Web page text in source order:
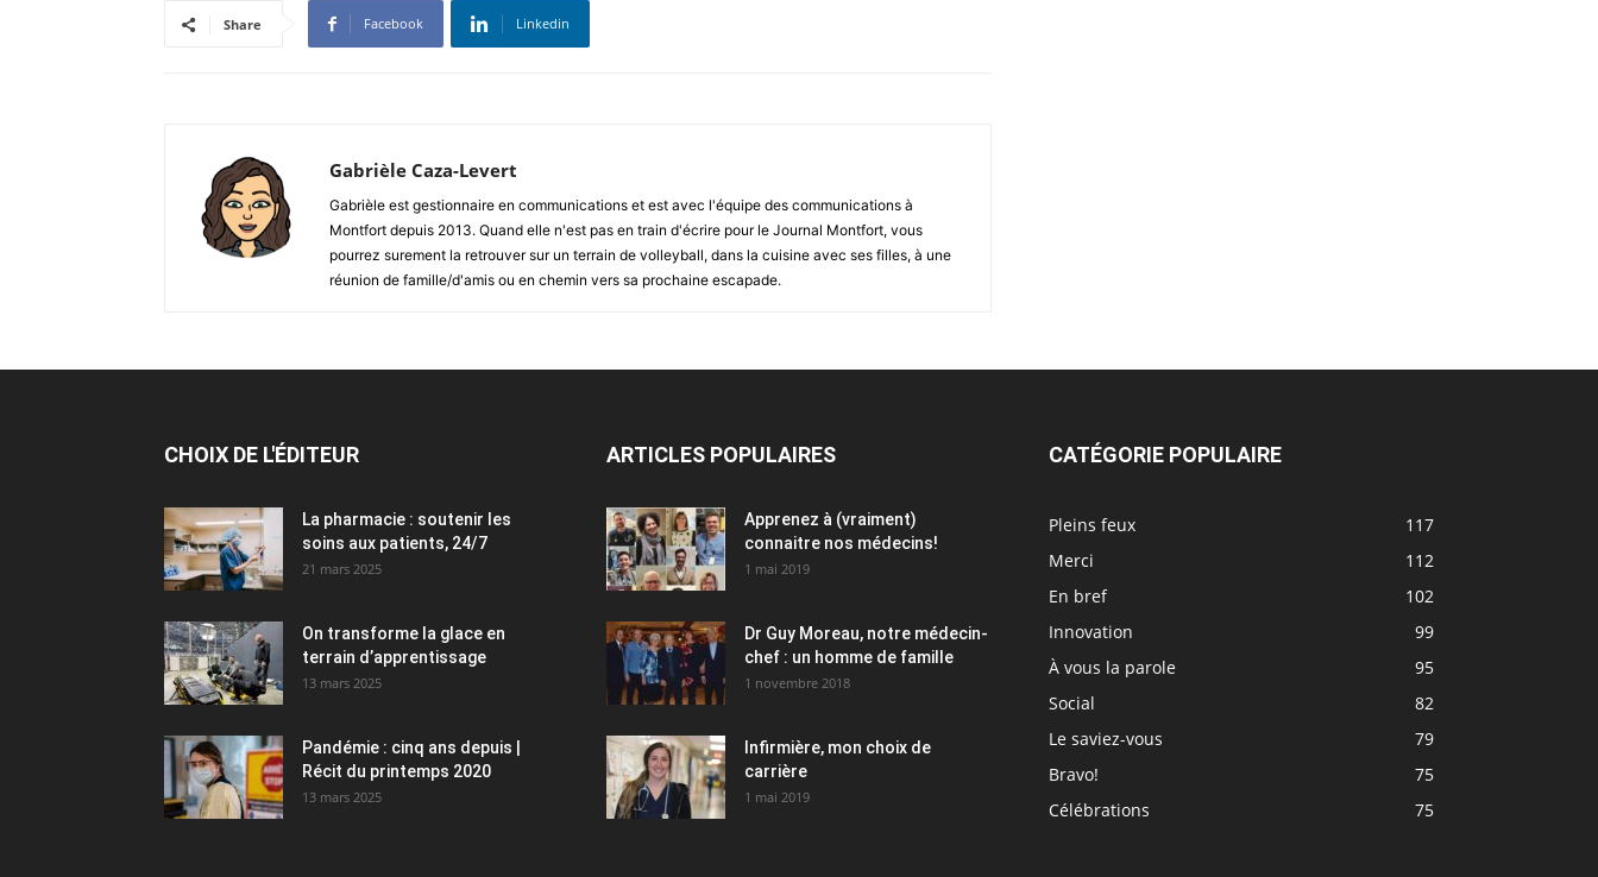
Share Facebook Linkedin
Gabrièle Caza-Levert
Gabrièle est gestionnaire en communications et est avec l'équipe des communications à
Montfort depuis 2013. Quand elle n'est pas en train d'écrire pour le Journal Montfort, vous
pourrez surement la retrouver sur un terrain de volleyball, dans la cuisine avec ses filles, à une
réunion de famille/d'amis ou en chemin vers sa prochaine escapade.
CHOIX DE L'ÉDITEUR
La pharmacie : soutenir les
soins aux patients, 24/7
21 mars 2025
On transforme la glace en
terrain d’apprentissage
13 mars 2025
Pandémie : cinq ans depuis |
Récit du printemps 2020
13 mars 2025
ARTICLES POPULAIRES
Apprenez à (vraiment)
connaitre nos médecins!
1 mai 2019
Dr Guy Moreau, notre médecin-
chef : un homme de famille
1 novembre 2018
Infirmière, mon choix de
carrière
1 mai 2019
CATÉGORIE POPULAIRE
Pleins feux
117
Merci
112
En bref
102
Innovation
99
À vous la parole
95
Social
82
Le saviez-vous
79
Bravo!
75
Célébrations
75